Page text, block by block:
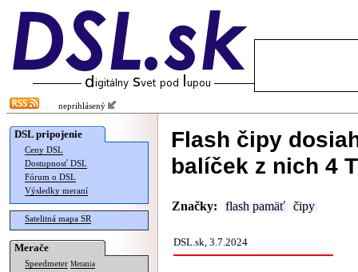
neprihlásený
DSL pripojenie
Ceny DSL
Dostupnosť DSL
Fórum o DSL
Výsledky meraní
Satelitná mapa SR
Merače
Speedmeter Merania
Flash čipy
balíček z nich 4
Značky: flash pamäť čipy
DSL.sk, 3.7.2024